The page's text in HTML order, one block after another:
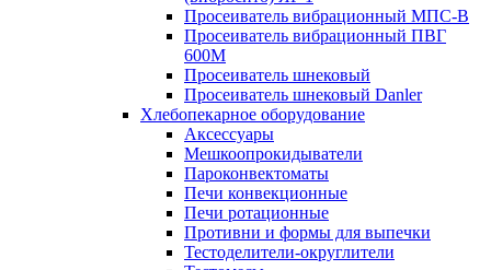
Просеиватель вибрационный МПС-В
Просеиватель вибрационный ПВГ
600М
Просеиватель шнековый
Просеиватель шнековый Danler
Хлебопекарное оборудование
Аксессуары
Мешкоопрокидыватели
Пароконвектоматы
Печи конвекционные
Печи ротационные
Противни и формы для выпечки
Тестоделители-округлители